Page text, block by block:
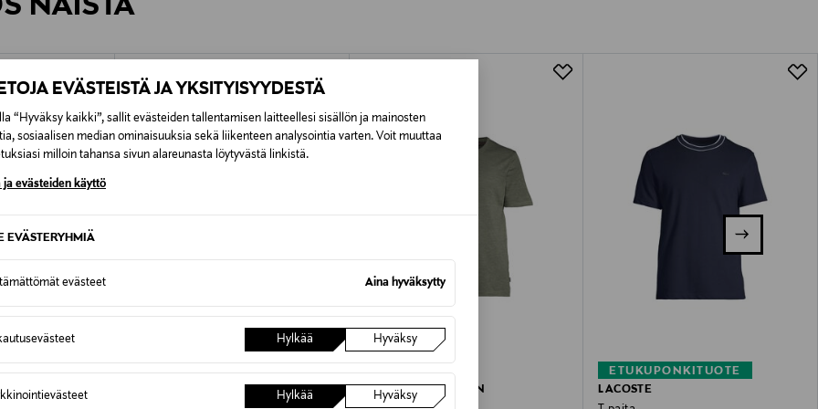
EVÄSTEISTÄ JA YKSITYISYYDESTÄ
“Hyväksy kaikki”, sallit evästeiden tallentamisen laitteellesi sisällön ja mainosten
sosiaalisen median ominaisuuksia sekä liikenteen analysointia varten. Voit muuttaa
milloin tahansa sivun alareunasta löytyvästä linkistä.
ja evästeiden käyttö
EVÄSTERYHMIÄ
evästeet Aina hyväksytty
Hylkää Hyväksy
Hylkää Hyväksy
Alk. 6,90 €, kun toimitus on saatavilla valittuun osoitteeseen.
NÄISTÄ
ALE –40%
ALE –40%
SAND COPENHAGEN
ETUKUPONKITUOTE
LACOSTE